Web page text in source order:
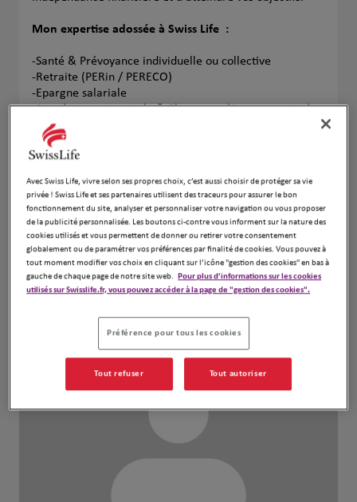
Mon expertise adossée à Swiss Life :
-Santé & Prévoyance individuelle ou collective
-Retraite (PERin / PERECO)
-Epargne salariale
-Stratégie patrimoniale & Placement (Assurance vie /
Contrat de CAPI / UCS)
Sans plus attendre, contactez-moi afin de réaliser votre
Notre équipe
Avec Swiss Life, vivre selon ses propres choix, c’est aussi choisir de protéger sa vie
privée ! Swiss Life et ses partenaires utilisent des traceurs pour assurer le bon
fonctionnement du site, analyser et personnaliser votre navigation ou vous proposer
de la publicité personnalisée. Les boutons ci-contre vous informent sur la nature des
cookies utilisés et vous permettent de donner ou retirer votre consentement
globalement ou de paramétrer vos préférences par finalité de cookies. Vous pouvez à
tout moment modifier vos choix en cliquant sur l’icône "gestion des cookies" en bas à
gauche de chaque page de notre site web. Pour plus d'informations sur les cookies
utilisés sur Swisslife.fr, vous pouvez accéder à la page de "gestion des cookies".
Préférence pour tous les cookies
Tout refuser Tout autoriser